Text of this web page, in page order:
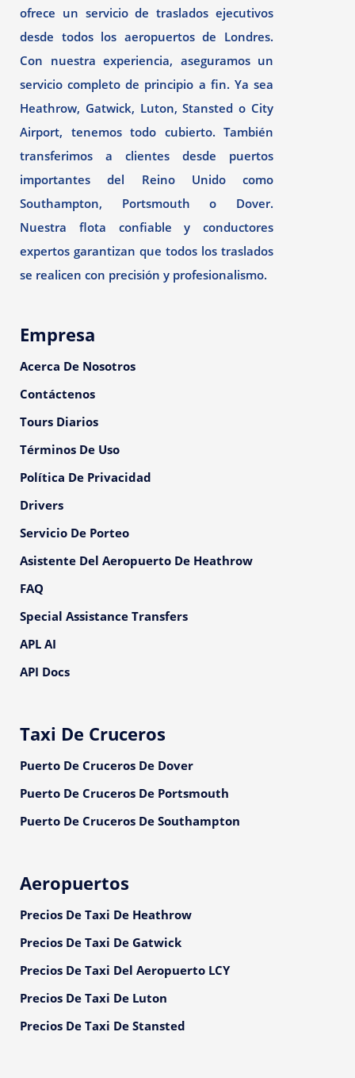
ofrece un servicio de traslados ejecutivos
desde todos los aeropuertos de Londres.
Con nuestra experiencia, aseguramos un
servicio completo de principio a fin. Ya sea
Heathrow, Gatwick, Luton, Stansted o City
Airport, tenemos todo cubierto. También
transferimos a clientes desde puertos
importantes del Reino Unido como
Southampton, Portsmouth o Dover.
Nuestra flota confiable y conductores
expertos garantizan que todos los traslados
se realicen con precisión y profesionalismo.
Empresa
Acerca De Nosotros
Contáctenos
Tours Diarios
Términos De Uso
Política De Privacidad
Drivers
Servicio De Porteo
Asistente Del Aeropuerto De Heathrow
FAQ
Special Assistance Transfers
APL AI
API Docs
Taxi De Cruceros
Puerto De Cruceros De Dover
Puerto De Cruceros De Portsmouth
Puerto De Cruceros De Southampton
Aeropuertos
Precios De Taxi De Heathrow
Precios De Taxi De Gatwick
Precios De Taxi Del Aeropuerto LCY
Precios De Taxi De Luton
Precios De Taxi De Stansted